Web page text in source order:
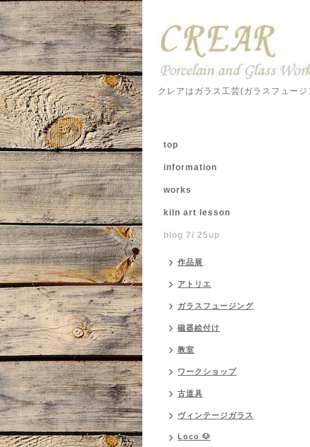
クレアはガラス工芸(ガラスフュー
top
information
works
kiln art lesson
blog 7/ 25up
作品展
アトリエ
ガラスフュージング
磁器絵付け
教室
ワークショップ
古道具
ヴィンテージガラス
Loco 🐶